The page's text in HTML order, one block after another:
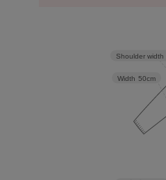
Width 50cm
Shoulder width